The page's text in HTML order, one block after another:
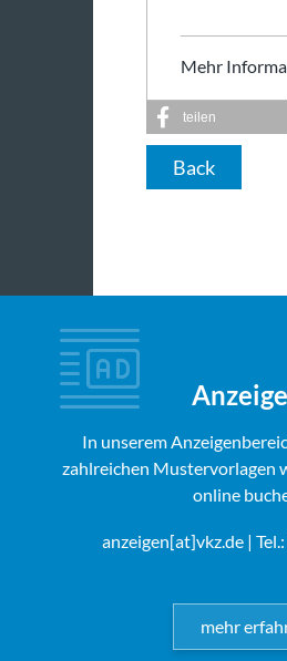
Mehr
teilen
Back
In unserem
zahlreichen Mustervorlagen
online
anzeigen[at]vkz.de|
mehr